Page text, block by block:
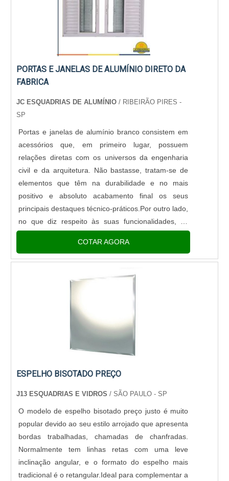
Escadas está no mercado desde 2015, trabalhando
sempre com muito profissionalismo e dedicação
para oferecer o que há de melhor quando o assunto
é escada de alumínio, fibra e acessórios. .
PORTAS E JANELAS DE ALUMÍNIO DIRETO DA
FABRICA
JC ESQUADRIAS DE ALUMÍNIO / RIBEIRÃO PIRES -
SP
Portas e janelas de alumínio branco consistem em
acessórios que, em primeiro lugar, possuem
relações diretas com os universos da engenharia
civil e da arquitetura. Não bastasse, tratam-se de
elementos que têm na durabilidade e no mais
positivo e absoluto acabamento final os seus
principais destaques técnico-práticos.Por outro lado,
no que diz respeito às suas funcionalidades, as
por esses dispos....
COTAR AGORA
ESPELHO BISOTADO PREÇO
J13 ESQUADRIAS E VIDROS / SÃO PAULO - SP
O modelo de espelho bisotado preço justo é muito
popular devido ao seu estilo arrojado que apresenta
bordas trabalhadas, chamadas de chanfradas.
Normalmente tem linhas retas com uma leve
inclinação angular, e o formato do espelho mais
tradicional é o retangular.Ideal para complementar a